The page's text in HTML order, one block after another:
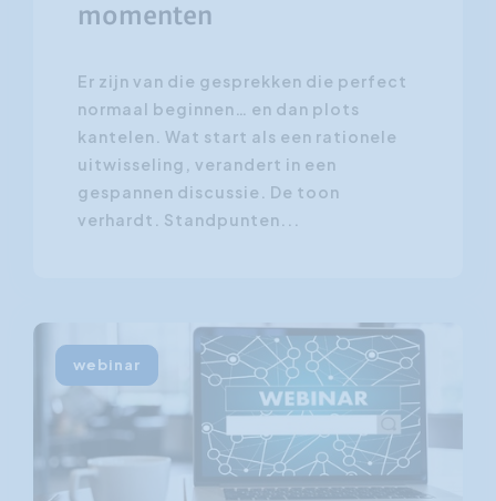
momenten
Er zijn van die gesprekken die perfect
normaal beginnen… en dan plots
kantelen. Wat start als een rationele
uitwisseling, verandert in een
gespannen discussie. De toon
verhardt. Standpunten...
webinar